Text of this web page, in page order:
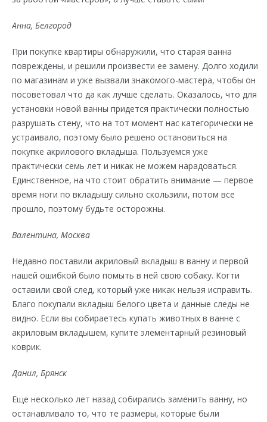
Анна, Белгород
При покупке квартиры обнаружили, что старая ванна
повреждены, и решили произвести ее замену. Долго ходили
по магазинам и уже вызвали знакомого-мастера, чтобы он
посоветовал что да как лучше сделать. Оказалось, что для
установки новой ванны придется практически полностью
разрушать стену, что на тот момент нас категорически не
устраивало, поэтому было решено остановиться на
покупке акрилового вкладыша. Пользуемся уже
практически семь лет и никак не можем нарадоваться.
Единственное, на что стоит обратить внимание — первое
время ноги по вкладышу сильно скользили, потом все
прошло, поэтому будьте осторожны.
Валентина, Москва
Недавно поставили акриловый вкладыш в ванну и первой
нашей ошибкой было помыть в ней свою собаку. Когти
оставили свой след, который уже никак нельзя исправить.
Благо покупали вкладыш белого цвета и данные следы не
видно. Если вы собираетесь купать животных в ванне с
акриловым вкладышем, купите элементарный резиновый
коврик.
Данил, Брянск
Еще несколько лет назад собирались заменить ванну, но
останавливало то, что те размеры, которые были